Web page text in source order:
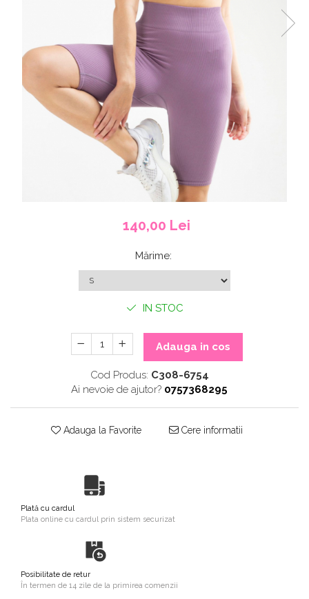
140,00 Lei
Mărime:
IN STOC
Adauga in cos
Cod Produs: C308-6754
Ai nevoie de ajutor? 0757368295
Adauga la Favorite Cere informatii
Plată cu cardul
Plata online cu cardul prin sistem securizat
Posibilitate de retur
În termen de 14 zile de la primirea comenzii